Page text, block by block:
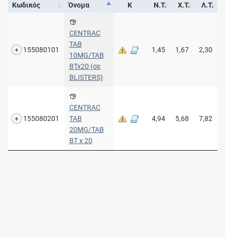
Κωδικός Όνομα Κ Ν.Τ. Χ.Τ. Λ.Τ.
155080101
CENTRAC
TAB
10MG/TAB
BTx20 (σε
BLISTERS)
1,45 1,67 2,30
155080201
CENTRAC
TAB
20MG/TAB
BT x 20
4,94 5,68 7,82